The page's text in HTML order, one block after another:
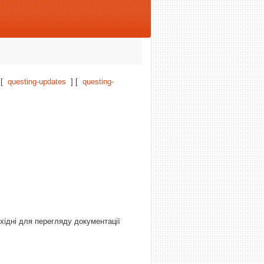
questing-updates ] [ questing-
для перегляду документації